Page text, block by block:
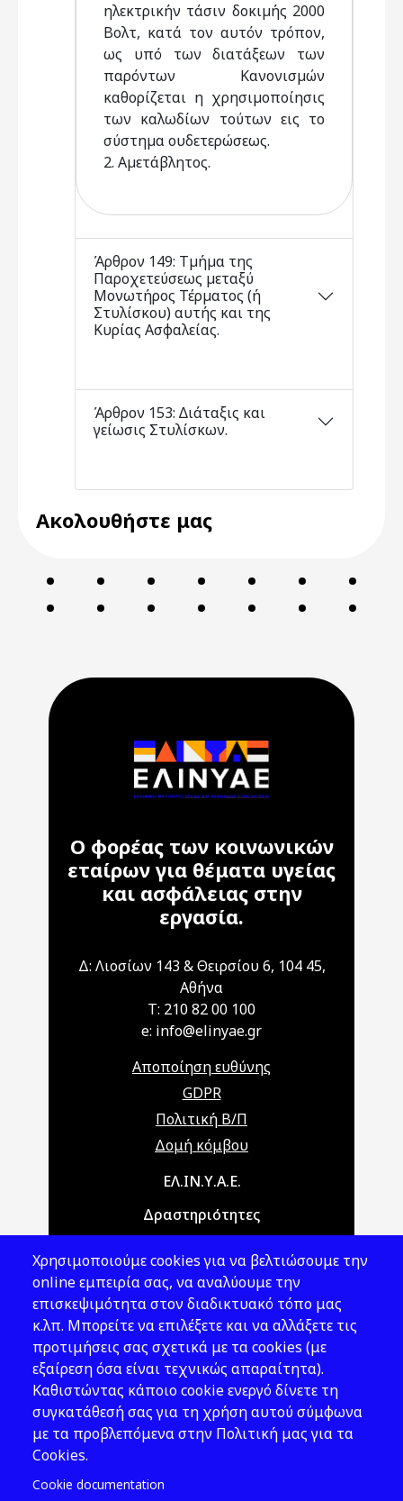
ηλεκτρικήν τάσιν δοκιµής 2000
Βολτ, κατά τον αυτόν τρόπον,
ως υπό των διατάξεων των
παρόντων Κανονισµών
καθορίζεται η χρησιµοποίησις
των καλωδίων τούτων εις το
σύστηµα ουδετερώσεως.
2. Αµετάβλητος.
Άρθρον 149: Τµήµα της
Παροχετεύσεως µεταξύ
Μονωτήρος Τέρµατος (ή
Στυλίσκου) αυτής και της
Κυρίας Ασφαλείας.
Άρθρον 153: ∆ιάταξις και
γείωσις Στυλίσκων.
Ακολουθήστε μας
Ο φορέας των κοινωνικών
εταίρων για θέματα υγείας
και ασφάλειας στην
εργασία.
Δ: Λιοσίων 143 & Θειρσίου 6, 104 45,
Αθήνα
T: 210 82 00 100
e: info@elinyae.gr
Αποποίηση ευθύνης
GDPR
Πολιτική Β/Π
Δομή κόμβου
Main navigationΕΛ.ΙΝ.Υ.Α.Ε.
Δραστηριότητες
Νομοθεσία
Εκδόσεις
Νέα - Εκδηλώσεις
Ακολουθήστε μας
Χρησιμοποιούμε cookies για να βελτιώσουμε την
online εμπειρία σας, να αναλύουμε την
επισκεψιμότητα στον διαδικτυακό τόπο μας
κ.λπ. Μπορείτε να επιλέξετε και να αλλάξετε τις
προτιμήσεις σας σχετικά με τα cookies (με
εξαίρεση όσα είναι τεχνικώς απαραίτητα).
Καθιστώντας κάποιο cookie ενεργό δίνετε τη
συγκατάθεσή σας για τη χρήση αυτού σύμφωνα
με τα προβλεπόμενα στην Πολιτική μας για τα
Cookies.
Cookie documentation